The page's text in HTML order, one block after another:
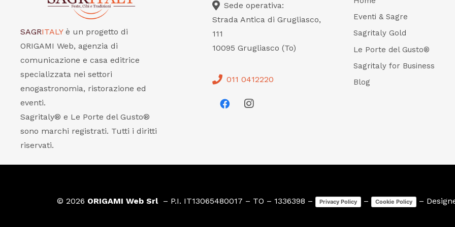
SAGRITALY è un progetto di
ORIGAMI Web, agenzia di
comunicazione e casa editrice
specializzata nei settori
enogastronomia, ristorazione ed
eventi.
Sagritaly® e Le Porte del Gusto®
sono marchi registrati. Tutti i diritti
riservati.
Sede operativa:
Strada Antica di Grugliasco,
111
10095 Grugliasco (To)
011 0412220
Eventi & Sagre
Sagritaly Gold
Le Porte del Gusto®
Sagritaly for Business
Blog
© 2026 ORIGAMI Web Srl– P.I. IT13065480017 – TO – 1336398 – Privacy Policy – Cookie Policy –